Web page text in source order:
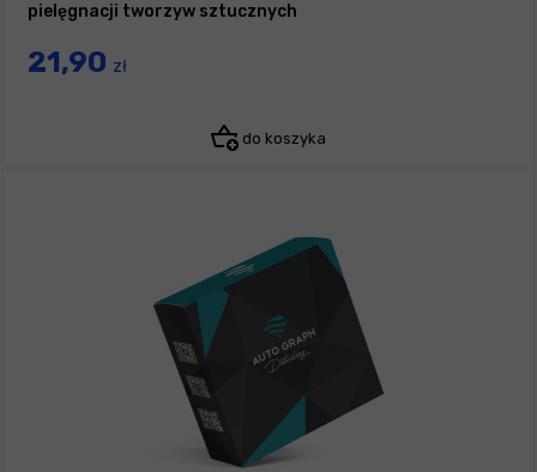
pielęgnacji tworzyw sztucznych
21,90 zł
do koszyka